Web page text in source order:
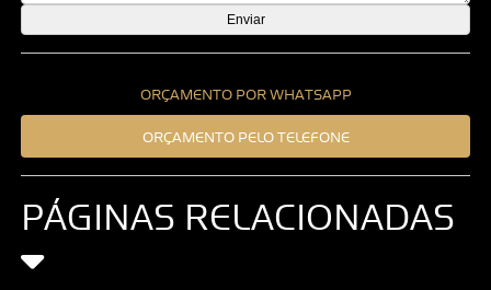
ORÇAMENTO POR WHATSAPP
ORÇAMENTO PELO TELEFONE
PÁGINAS RELACIONADAS